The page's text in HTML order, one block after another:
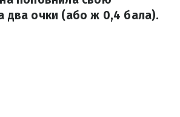
два очки (або ж 0,4 бала).